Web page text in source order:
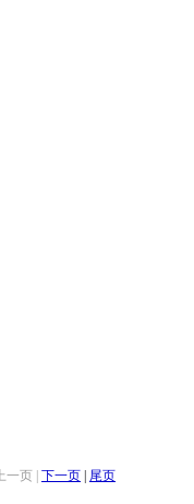
一页 | 下一页 尾页